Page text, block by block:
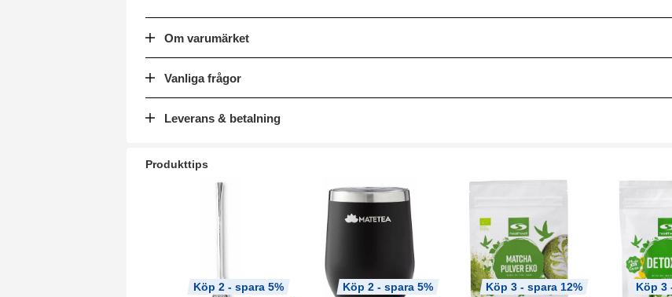
Om varumärket
Vanliga frågor
Leverans & betalning
Produkttips
Köp 2 - spara 5% Köp 2 - spara 5% Köp 3 - spara 12% Köp 3